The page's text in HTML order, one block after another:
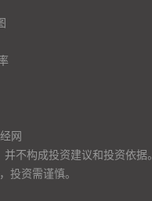
网
不构成投资建议和投资依据。
投资需谨慎。